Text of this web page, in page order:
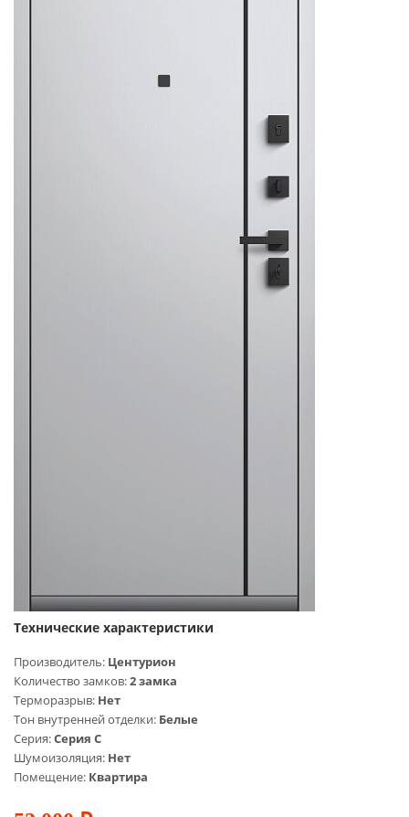
Технические характеристики
Производитель: Центурион
Количество замков:2 замка
Терморазрыв: Нет
Тон внутренней отделки: Белые
Серия:Серия C
Шумоизоляция: Нет
Помещение: Квартира